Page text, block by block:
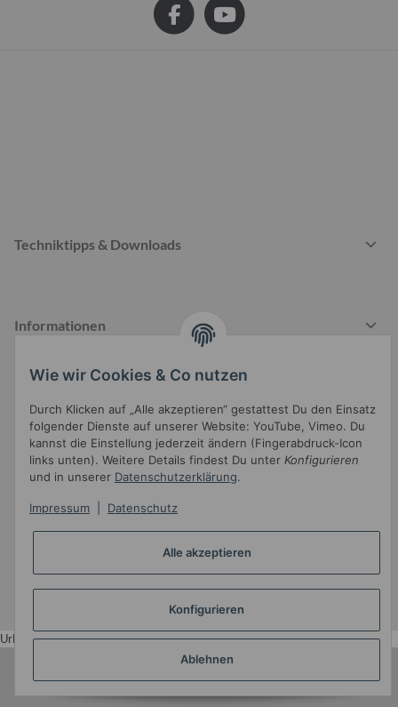
Techniktipps & Downloads
Informationen
Gesetzliche Informationen
• JTL5-Template mit
Wie wir Cookies & Co nutzen
Durch Klicken auf „Alle akzeptieren“ gestattest Du den Einsatz
folgender Dienste auf unserer Website: YouTube, Vimeo. Du
kannst die Einstellung jederzeit ändern (Fingerabdruck-Icon
links unten). Weitere Details findest Du unter Konfigurieren
und in unserer Datenschutzerklärung.
Impressum Datenschutz
Alle akzeptieren
Konfigurieren
Ablehnen
Urlaub